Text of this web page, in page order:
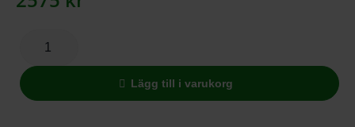
Lägg till i varukorg